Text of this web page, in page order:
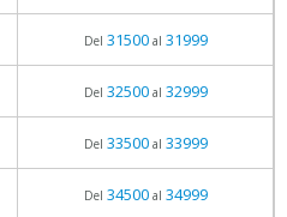
Del 31500al 31999
Del 32500al 32999
Del 33500al 33999
Del 34500al 34999